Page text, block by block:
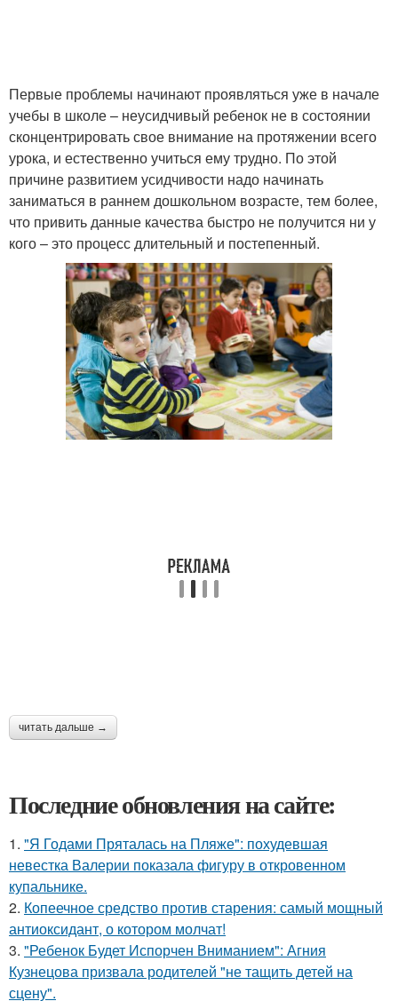
Первые проблемы начинают проявляться уже в начале
учебы в школе – неусидчивый ребенок не в состоянии
сконцентрировать свое внимание на протяжении всего
урока, и естественно учиться ему трудно. По этой
причине развитием усидчивости надо начинать
заниматься в раннем дошкольном возрасте, тем более,
что привить данные качества быстро не получится ни у
кого – это процесс длительный и постепенный.
читать дальше →
Последние обновления на сайте:
1. "Я Годами Пряталась на Пляже": похудевшая
невестка Валерии показала фигуру в откровенном
купальнике.
2. Копеечное средство против старения: самый мощный
антиоксидант, о котором молчат!
3. "Ребенок Будет Испорчен Вниманием": Агния
Кузнецова призвала родителей "не тащить детей на
сцену".